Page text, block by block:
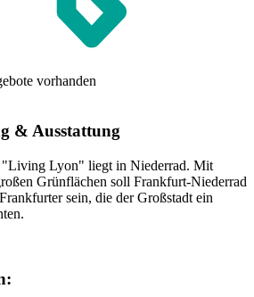
vorhanden
& Ausstattung
"Living Lyon" liegt in Niederrad. Mit
Grünflächen soll Frankfurt-Niederrad
sein, die der Großstadt ein